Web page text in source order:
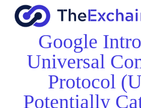
Google
Universal
Protocol
Potentially